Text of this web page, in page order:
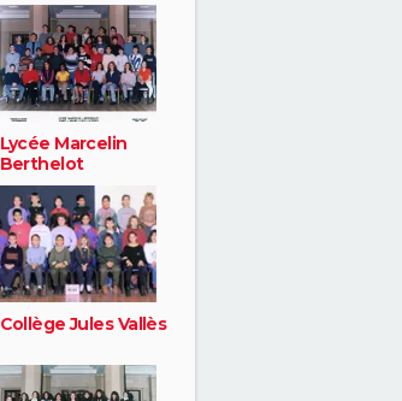
Lycée Marcelin
Berthelot
Collège Jules Vallès